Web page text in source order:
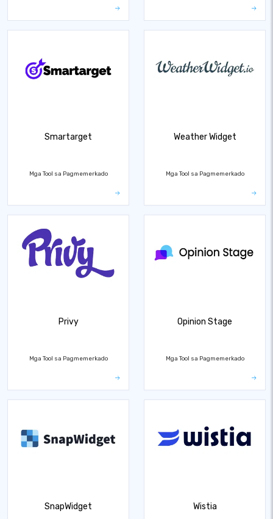
Smartarget
Mga Tool sa Pagmemerkado
Weather Widget
Mga Tool sa Pagmemerkado
Privy
Mga Tool sa Pagmemerkado
Opinion Stage
Mga Tool sa Pagmemerkado
SnapWidget Wistia